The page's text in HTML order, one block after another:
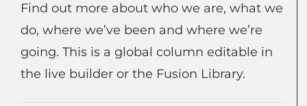
Find out more about who we are, what we
do, where we’ve been and where we’re
going. This is a global column editable in
the live builder or the Fusion Library.